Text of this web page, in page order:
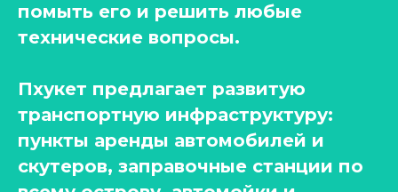
помыть его и решить любые
технические вопросы.
Пхукет предлагает развитую
транспортную инфраструктуру:
пункты аренды автомобилей и
скутеров, заправочные станции по